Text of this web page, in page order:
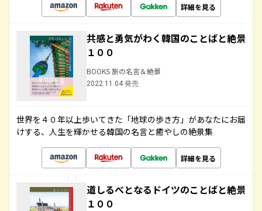
詳細を見る
共感と勇気がわく韓国のことばと絶景
１００
BOOKS 旅の名言＆絶景
2022.11.04 発売
世界を４０年以上歩いてきた「地球の歩き方」があなたにお届
けする、人生を輝かせる韓国の名言と癒やしの絶景集
詳細を見る
道しるべとなるドイツのことばと絶景
１００